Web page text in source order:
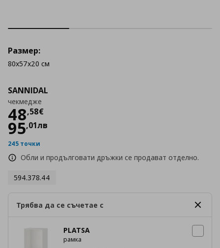
SANNIDAL
чекмедже
48,58€
Цена
95,01лв
245 точки
Обли и продълговати дръжки се продават отделно.
594.378.44
Размер:
80x57x20 см
Трябва да се съчетае с
PLATSA
рамка